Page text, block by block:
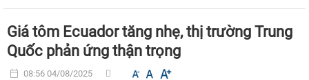
Giá tôm Ecuador tăng nhẹ, thị trường Trung
Quốc phản ứng thận trọng
08:56 04/08/2025